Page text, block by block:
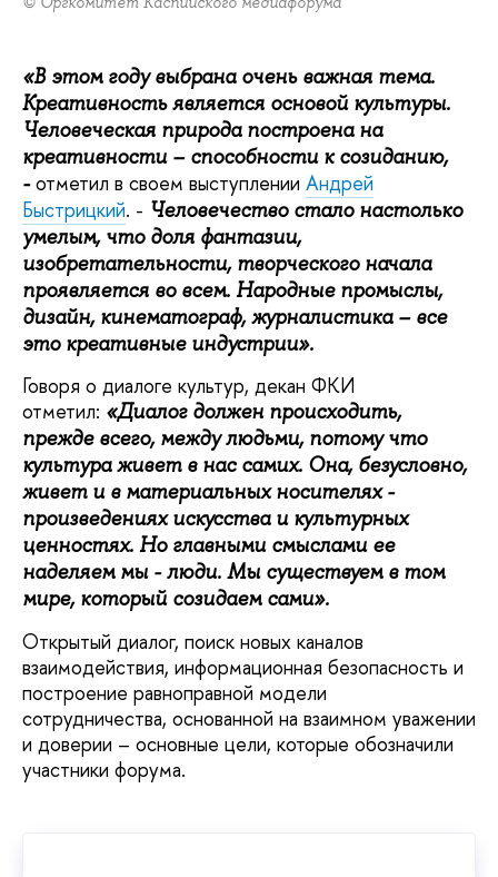
«В этом году выбрана очень важная тема.
Креативность является основой культуры.
Человеческая природа построена на
креативности – способности к созиданию,
-отметил в своем выступлении Андрей
Быстрицкий. - Человечество стало настолько
умелым, что доля фантазии,
изобретательности, творческого начала
проявляется во всем. Народные промыслы,
дизайн, кинематограф, журналистика – все
это креативные индустрии».
Говоря о диалоге культур, декан ФКИ
отметил: «Диалог должен происходить,
прежде всего, между людьми, потому что
культура живет в нас самих. Она, безусловно,
живет и в материальных носителях -
произведениях искусства и культурных
ценностях. Но главными смыслами ее
наделяем мы - люди. Мы существуем в том
мире, который созидаем сами».
Открытый диалог, поиск новых каналов
взаимодействия, информационная безопасность и
построение равноправной модели
сотрудничества, основанной на взаимном уважении
и доверии – основные цели, которые обозначили
участники форума.